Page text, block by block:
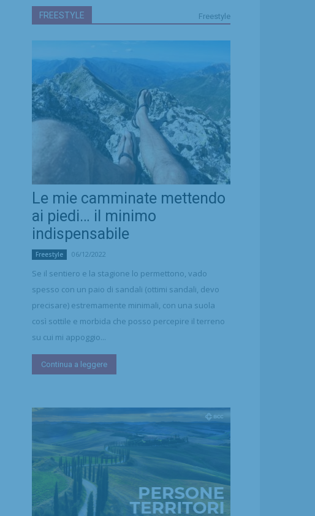
FREESTYLE Freestyle
Le mie camminate mettendo
ai piedi… il minimo
indispensabile
Freestyle 06/12/2022
Se il sentiero e la stagione lo permettono, vado
spesso con un paio di sandali (ottimi sandali, devo
precisare) estremamente minimali, con una suola
così sottile e morbida che posso percepire il terreno
su cui mi appoggio...
Continua a leggere